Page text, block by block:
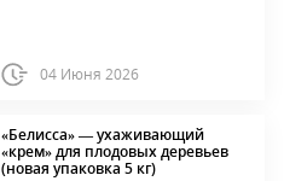
04 Июня 2026
«Белисса» — ухаживающий
«крем» для плодовых деревьев
(новая упаковка 5 кг)